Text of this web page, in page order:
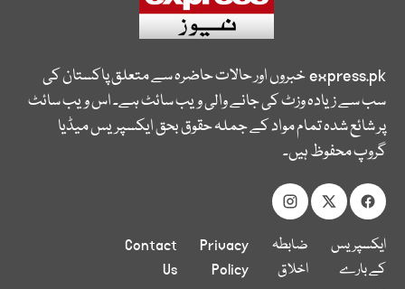
express.pkخبروں اور حالات حاضرہ سے متعلق پاکستان کی
سب سے زیادہ وزٹ کی جانے والی ویب سائٹ ہے۔ اس ویب سائٹ
پر شائع شدہ تمام مواد کے جملہ حقوق بحق ایکسپریس میڈیا
گروپ محفوظ ہیں۔
ایکسپریس
کے بارے
ضابطہ
اخلاق
Privacy
Policy
Contact
Us